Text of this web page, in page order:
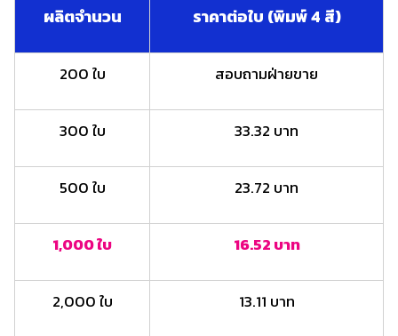
ผลิตจำนวน ราคาต่อใบ (พิมพ์ 4 สี)
200 ใบ สอบถามฝ่ายขาย
300 ใบ 33.32 บาท
500 ใบ 23.72 บาท
1,000 ใบ 16.52 บาท
2,000 ใบ 13.11 บาท